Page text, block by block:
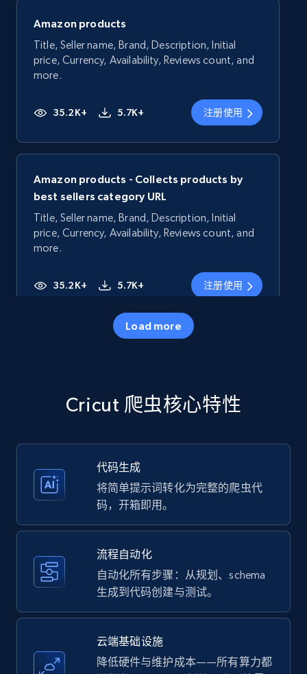
Amazon products
Title, Seller name, Brand, Description, Initial
price, Currency, Availability, Reviews count, and
more.
35.2K+ 5.7K+ 注册使用
Amazon products - Collects products by
best sellers category URL
Title, Seller name, Brand, Description, Initial
price, Currency, Availability, Reviews count, and
more.
35.2K+ 5.7K+ 注册使用
price, Currency, Availability, Reviews count, and
Amazon products - Collects products by
Title, Seller name, Brand, Description, Initial
price, Currency, Availability, Reviews count, and
Load more
Cricut 爬虫核心特性
代码生成
将简单提示词转化为完整的爬虫代
码，开箱即用。
流程自动化
自动化所有步骤：从规划、schema
生成到代码创建与测试。
云端基础设施
降低硬件与维护成本——所有算力都